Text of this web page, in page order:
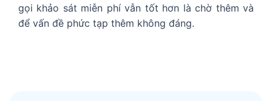
gọi khảo sát miễn phí vẫn tốt hơn là chờ thêm và
để vấn đề phức tạp thêm không đáng.